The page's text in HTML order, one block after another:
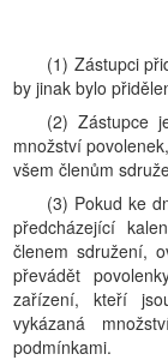
(1) Zástupci
by jinak bylo
(2) Zástupce
množství
všem členům
(3) Pokud ke
předcházející
členem sdružení,
převádět
zařízení, kteří
vykázaná
podmínkami.